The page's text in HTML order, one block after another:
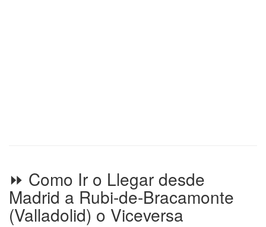
⏩ Como Ir o Llegar desde
Madrid a Rubi-de-Bracamonte
(Valladolid) o Viceversa